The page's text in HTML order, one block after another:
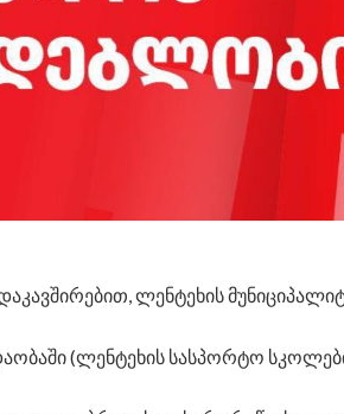
ლენტეხის
(ლენტეხის სასპორტო